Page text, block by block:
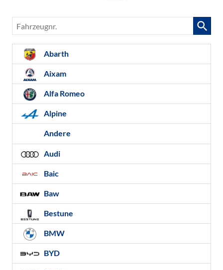
Fahrzeugnr.
Abarth
Aixam
Alfa Romeo
Alpine
Andere
Audi
Baic
Baw
Bestune
BMW
BYD